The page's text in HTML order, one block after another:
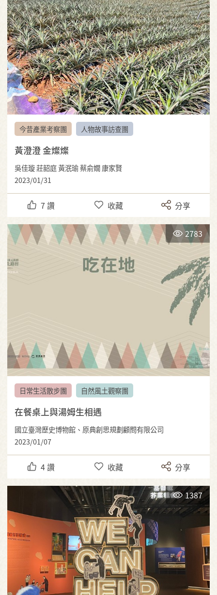
今昔產業考察團 人物故事訪查團
黃澄澄 金燦燦
吳佳璇 莊韶庭 黃泯瑜 蔡俞嫺 康家賢
2023/01/31
7 讚 收藏 分享
2783
日常生活散步團 自然風土觀察團
在餐桌上與湯姆生相遇
國立臺灣歷史博物館、原典創思規劃顧問有限公司
2023/01/07
4讚 收藏 分享
1387